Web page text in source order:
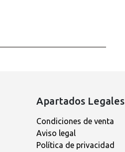
Apartados Legales
Condiciones de venta
Aviso legal
Política de privacidad